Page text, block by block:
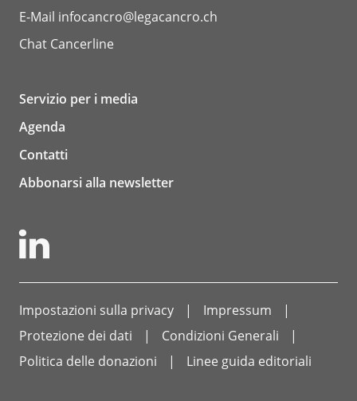
E-Mail infocancro@legacancro.ch
Chat Cancerline
Servizio per i media
Agenda
Contatti
Abbonarsi alla newsletter
Impostazioni sulla privacy
Impressum
Protezione dei dati
Condizioni Generali
Politica delle donazioni
Linee guida editoriali